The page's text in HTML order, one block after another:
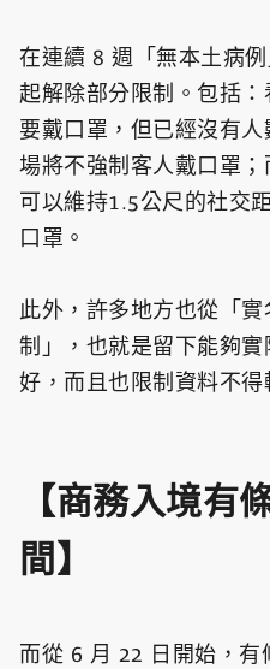
在連續 8 週「無本土病
起解除部分限制。包括
要戴口罩，但已經沒有
場將不強制客人戴口罩
可以維持1.5公尺的社交
口罩。
此外，許多地方也從「
制」，也就是留下能夠
好，而且也限制資料不得
【商務入境有
間】
而從 6 月 22 日開始，有